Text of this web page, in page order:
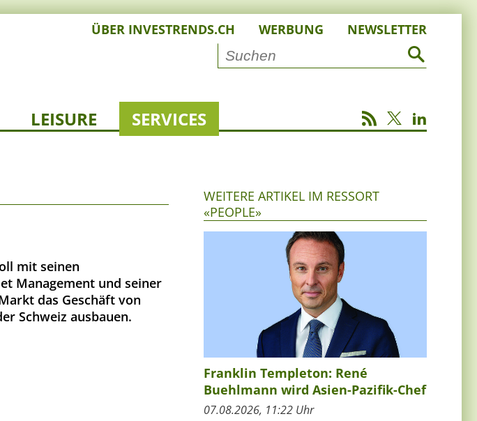
ÜBER INVESTRENDS.CH WERBUNG NEWSLETTER
LEISURE SERVICES
mit seinen
Management und seiner
das Geschäft von
Schweiz ausbauen.
WEITERE ARTIKEL IM RESSORT
«PEOPLE»
Franklin Templeton: René
Buehlmann wird Asien-Pazifik-Chef
07.08.2026, 11:22 Uhr